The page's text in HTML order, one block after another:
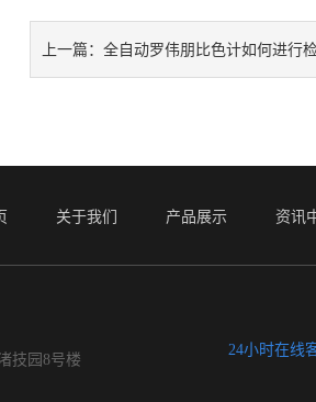
上一篇： 全自动罗伟朋比色计如何进行
关于我们 产品展示 资讯
技园8号楼
24小时在线